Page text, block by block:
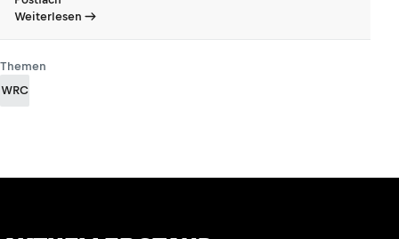
Weiterlesen
Themen
WRC